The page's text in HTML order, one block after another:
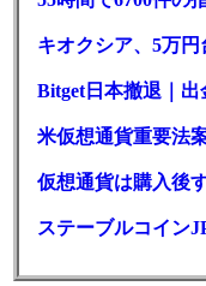
Bitget日本撤退｜